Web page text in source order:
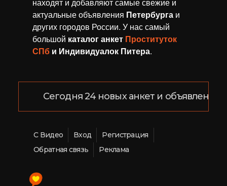
актуальные объявления Петербурга и
других городов России. У нас самый
большой каталог анкет Проституток
СПб и Индивидуалок Питера.
Сегодня 24 новых анкет и объявлений!
С Видео Вход
Регистрация
Обратная связь
Реклама